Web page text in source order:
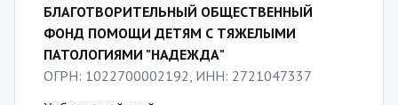
БЛАГОТВОРИТЕЛЬНЫЙ ОБЩЕСТВЕННЫЙ
ФОНД ПОМОЩИ ДЕТЯМ С ТЯЖЕЛЫМИ
ПАТОЛОГИЯМИ "НАДЕЖДА"
ОГРН: 1022700002192, ИНН: 2721047337